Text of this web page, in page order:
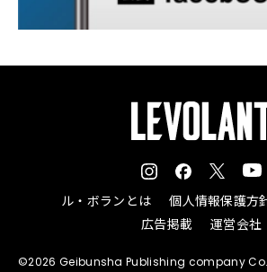
ル・ボランとは 個人情報保護方
広告掲載
運営会社
©2026 Geibunsha Publishing company